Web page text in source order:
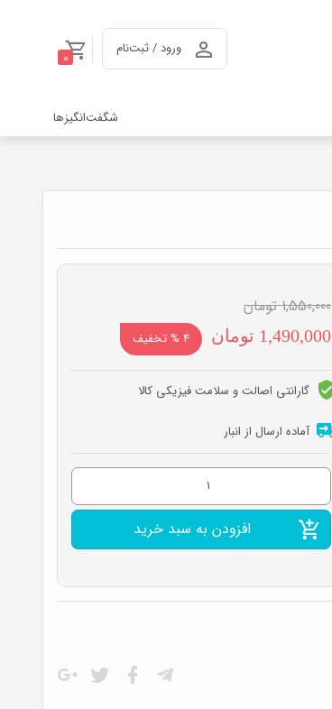
0
ورود / ثبت‌نام
شگفت‌انگیزها
1,550,000 تومان
قیمت
1,550,000 تومان
بود.
1,490,000 تومان 4 % تخفیف
گارانتی اصالت و سلامت فیزیکی کالا
آماده ارسال از انبار
شمع
سوزوکی
افزودن به سبد خرید